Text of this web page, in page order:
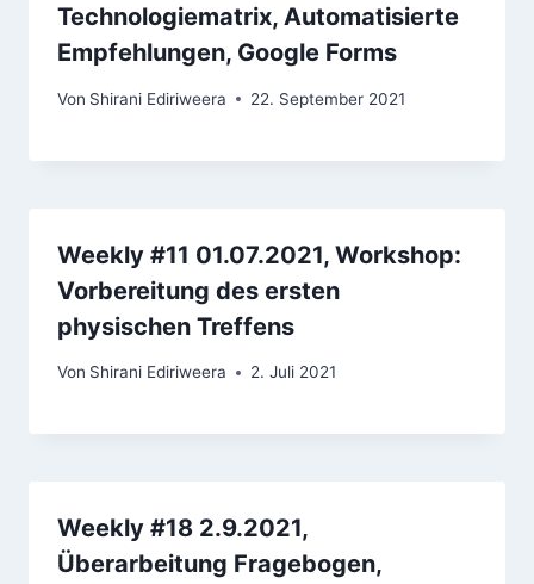
Technologiematrix, Automatisierte
Empfehlungen, Google Forms
Von Shirani Ediriweera 22. September 2021
Weekly #11 01.07.2021, Workshop:
Vorbereitung des ersten
physischen Treffens
Von Shirani Ediriweera 2. Juli 2021
Weekly #18 2.9.2021,
Überarbeitung Fragebogen,